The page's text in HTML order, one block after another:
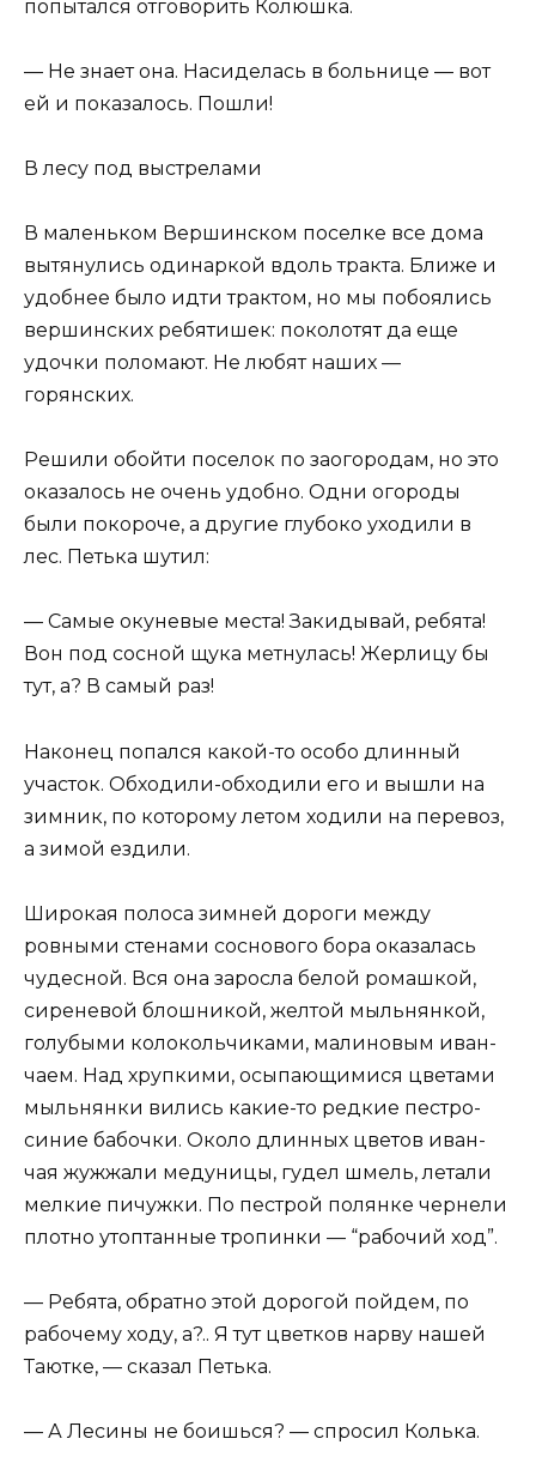
попытался отговорить Колюшка.
— Не знает она. Насиделась в больнице — вот
ей и показалось. Пошли!
В лесу под выстрелами
В маленьком Вершинском поселке все дома
вытянулись одинаркой вдоль тракта. Ближе и
удобнее было идти трактом, но мы побоялись
вершинских ребятишек: поколотят да еще
удочки поломают. Не любят наших —
горянских.
Решили обойти поселок по заогородам, но это
оказалось не очень удобно. Одни огороды
были покороче, а другие глубоко уходили в
лес. Петька шутил:
— Самые окуневые места! Закидывай, ребята!
Вон под сосной щука метнулась! Жерлицу бы
тут, а? В самый раз!
Наконец попался какой-то особо длинный
участок. Обходили-обходили его и вышли на
зимник, по которому летом ходили на перевоз,
а зимой ездили.
Широкая полоса зимней дороги между
ровными стенами соснового бора оказалась
чудесной. Вся она заросла белой ромашкой,
сиреневой блошникой, желтой мыльнянкой,
голубыми колокольчиками, малиновым иван-
чаем. Над хрупкими, осыпающимися цветами
мыльнянки вились какие-то редкие пестро-
синие бабочки. Около длинных цветов иван-
чая жужжали медуницы, гудел шмель, летали
мелкие пичужки. По пестрой полянке чернели
плотно утоптанные тропинки — “рабочий ход”.
— Ребята, обратно этой дорогой пойдем, по
рабочему ходу, а?.. Я тут цветков нарву нашей
Таютке, — сказал Петька.
— А Лесины не боишься? — спросил Колька.